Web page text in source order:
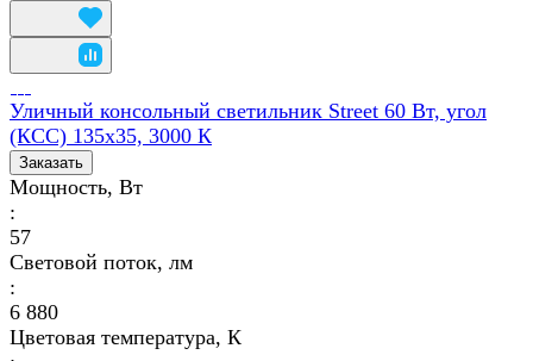
Уличный консольный светильник Street 60 Вт, угол
(КСС) 135х35, 3000 К
Заказать
Мощность, Вт
:
57
Световой поток, лм
:
6 880
Цветовая температура, К